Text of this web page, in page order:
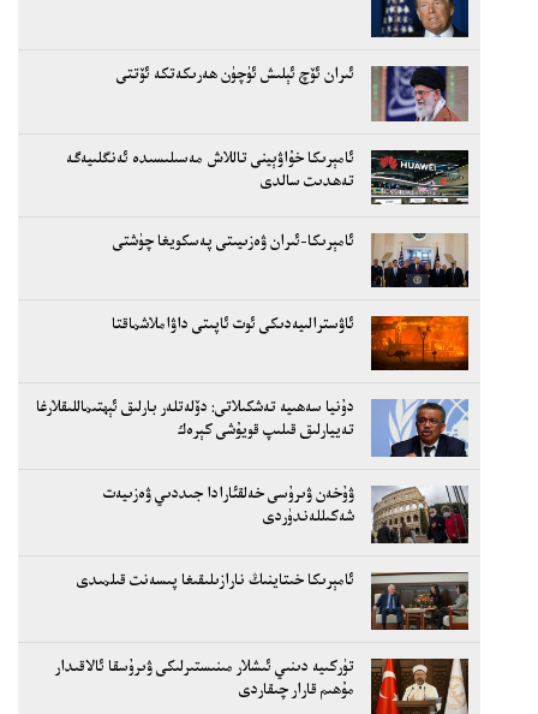
ئىران ئۆچ ئېلىش ئۈچۈن ھەرىكەتكە ئۆتتى
ئامېرىكا خۇاۋېينى تاللاش مەسىلىسىدە ئەنگلىيەگە
تەھدىت سالدى
ئامېرىكا-ئىران ۋەزىيىتى پەسكويغا چۈشتى
ئاۋسترالىيەدىكى ئوت ئاپىتى داۋاملاشماقتا
دۇنيا سەھىيە تەشكىلاتى: دۆلەتلەر بارلىق ئېھتىماللىقلارغا
تەييارلىق قىلىپ قويۇشى كېرەك
ۋۇخەن ۋىرۇسى خەلقئارادا جىددىي ۋەزىيەت
شەكىللەندۈردى
ئامېرىكا خىتاينىڭ نارازىلىقىغا پىسەنت قىلمىدى
تۈركىيە دىنىي ئىشلار مىنىستىرلىكى ۋىرۇسقا ئالاقىدار
مۇھىم قارار چىقاردى